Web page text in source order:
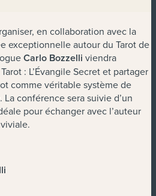
en collaboration avec la
exceptionnelle autour du Tarot de
Carlo Bozzelli viendra
: L’Évangile Secret et partager
comme véritable système de
conférence sera suivie d’un
pour échanger avec l’auteur